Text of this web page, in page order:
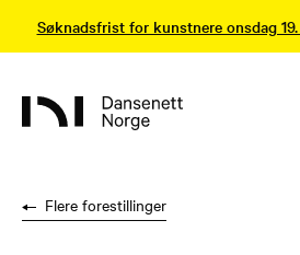
Søknadsfrist for kunstnere onsdag
Flere forestillinger